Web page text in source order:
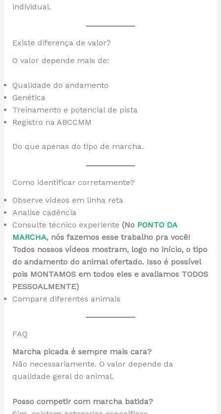
individual.
Existe diferença de valor?
O valor depende mais de:
Qualidade do andamento
Genética
Treinamento e potencial de pista
Registro na ABCCMM
Do que apenas do tipo de marcha.
Como identificar corretamente?
Observe vídeos em linha reta
Analise cadência
Consulte técnico experiente (No PONTO DA
MARCHA, nós fazemos esse trabalho pra você!
Todos nossos vídeos mostram, logo no início, o tipo
do andamento do animal ofertado. Isso é possível
pois MONTAMOS em todos eles e avaliamos TODOS
PESSOALMENTE)
Compare diferentes animais
FAQ
Marcha picada é sempre mais cara?
Não necessariamente. O valor depende da
qualidade geral do animal.
Posso competir com marcha batida?